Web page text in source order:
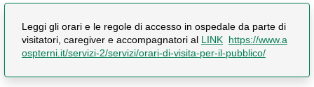
Leggi gli orari e le regole di accesso in ospedale da parte di
visitatori, caregiver e accompagnatori al LINK https://www.a
ospterni.it/servizi-2/servizi/orari-di-visita-per-il-pubblico/